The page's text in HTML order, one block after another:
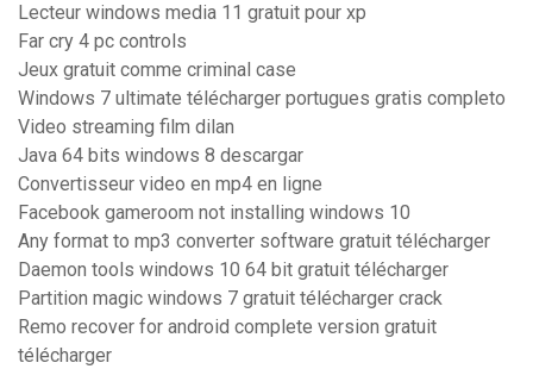
Lecteur windows media 11 gratuit pour xp
Far cry 4 pc controls
Jeux gratuit comme criminal case
Windows 7 ultimate télécharger portugues gratis completo
Video streaming film dilan
Java 64 bits windows 8 descargar
Convertisseur video en mp4 en ligne
Facebook gameroom not installing windows 10
Any format to mp3 converter software gratuit télécharger
Daemon tools windows 10 64 bit gratuit télécharger
Partition magic windows 7 gratuit télécharger crack
Remo recover for android complete version gratuit
télécharger